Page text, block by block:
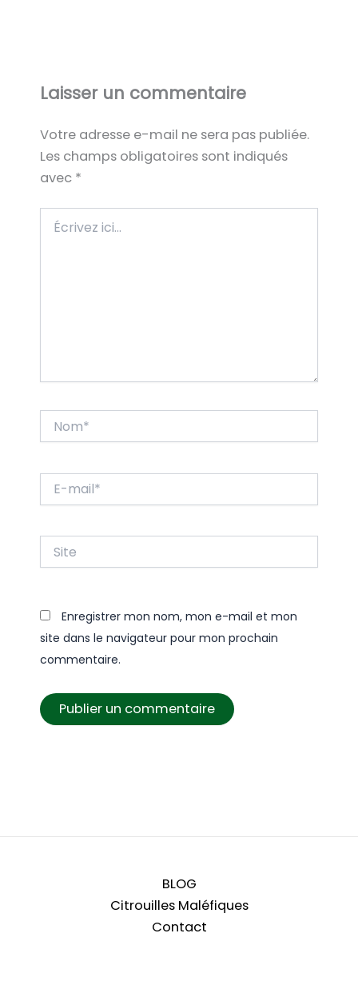
Laisser un commentaire
Votre adresse e-mail ne sera pas publiée.
Les champs obligatoires sont indiqués
avec *
ici…
mail*
Enregistrer mon nom, mon e-mail et mon
site dans le navigateur pour mon prochain
commentaire.
BLOG
Citrouilles Maléfiques
Contact